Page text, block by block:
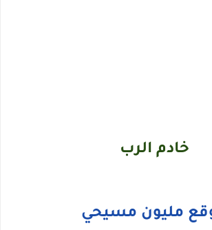
خادم الرب
مليون مسيحي